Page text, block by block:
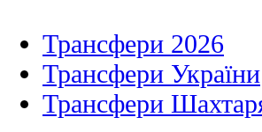
Трансфери 2026
Трансфери України
Трансфери